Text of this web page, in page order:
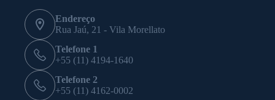
Endereço
Rua Jaú, 21 - Vila Morellato
Telefone 1
+55 (11) 4194-1640
Telefone 2
+55 (11) 4162-0002